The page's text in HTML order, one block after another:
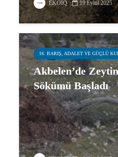
EKOIQ 19 Eylül 2025
16. BARIŞ, ADALET VE GÜÇLÜ
Akbelen’de
Sökümü Başladı